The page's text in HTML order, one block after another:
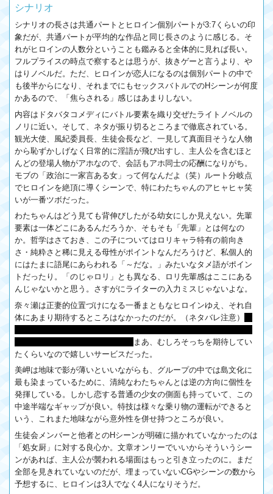
シナリオ
シナリオの長さは共通パートとヒロイン個別パートが3:7くらいの印
象だが、共通パートが平均的な作品と同じ長さのように感じる。そ
れがヒロインの人数分ということも鑑みると全体的に見れば長い。
フルプライスの時点で察するとは思うが、抜きゲーと言うより、や
はりノベルだ。ただ、ヒロインが恋人になるのは個別パートの中で
も後半からになり、それまでにもセックスバトルでのHシーンが何度
かあるので、「焦らされる」感じはあまりしない。
内容はドタバタコメディにバトル要素を織り交ぜたライトノベルの
ノリに近い。そして、ネタが振り切るところまで徹底されている。
観光大使、風紀委員長、生徒会長など、一見して真面目そうな人物
から恥ずかしげなく日常的に淫語が飛び出すし、主人公を含むほと
んどの登場人物がアホなので、会話もアホ同士の応酬になりがち。
モブの「政治に一家言ある女」って何なんだよ（笑）ルート分岐点
でヒロインを絶頂に導くシーンで、特にわたちゃんのアヒャヒャ笑
いが一番ツボだった。
わたちゃんはどう見ても背伸びしたがる幼女にしか見えない。先輩
要素は一体どこにあるんだろうか、そもそも「先輩」とは何なの
か。哲学はさておき、この子についてはロリキャラ特有の前向き
さ・純粋さと稀に見える母性がポイントなんだろうけど、私個人的
にはたまに語尾にあらわれる「～だな。」みたいなタメ語がポイン
トだったり。「のじゃロリ」とも異なる、ロリ先輩感はここにある
んじゃないかと思う。さすがにライターの入力ミスじゃないよな。
奈々瀬は正妻的位置づけになる一番まともなヒロインゆえ、それ自
体にあまり期待するところはなかったのだが。（ネタバレ注意）
まあ、むしろそっちを期待してい
たくらいなので嬉しいサービスだった。
美岬は地味で影が薄いといいながらも、グループの中では島文化に
最も染まっているために、清純なわたちゃんとは逆の方向に個性を
発揮している。しかし恋する普通の少女の側面も持っていて、この
中途半端なギャップが良い。特技は様々な乗り物の運転ができると
いう、これまた地味ながら意外性を併せ持つところが良い。
生徒会メンバーと他者とのHシーンが明確に描かれていなかったのは
「処女厨」に対する良心か。文章オンリーでいいからそういうシー
ンがあれば、主人公が襲われる場面はもっと引き立ったのに。まだ
全部を見きれていないのだが、埋まっていないCGやシーンの数から
予想するに、ヒロインは3人でなく4人になりそうだ。